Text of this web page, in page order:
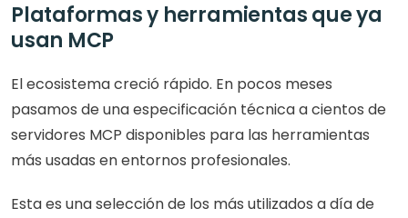
Plataformas y herramientas que ya
usan MCP
El ecosistema creció rápido. En pocos meses
pasamos de una especificación técnica a cientos de
servidores MCP disponibles para las herramientas
más usadas en entornos profesionales.
Esta es una selección de los más utilizados a día de